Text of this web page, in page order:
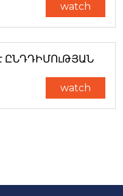
watch
ԸՆԴԴԻՄՈւԹՅԱՆ
watch